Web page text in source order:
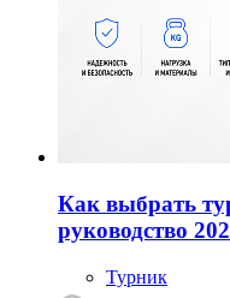
Как выбрать
руководство
Турник